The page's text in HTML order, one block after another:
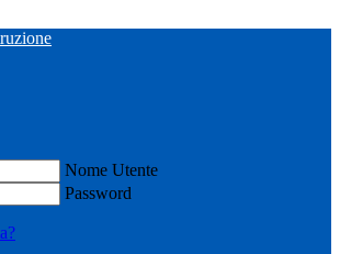
Nome Utente
Password